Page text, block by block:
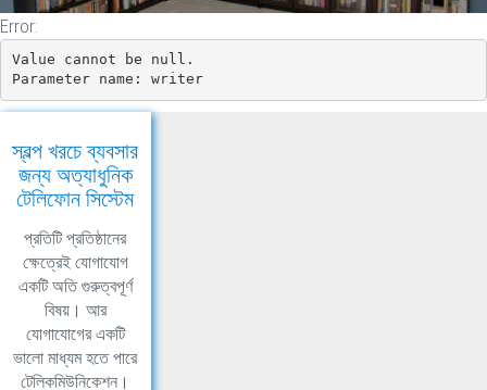
Error:
Value cannot be null.
Parameter name: writer
স্বল্প খরচে ব্যবসার
জন্য অত্যাধুনিক
টেলিফোন সিস্টেম
প্রতিটি প্রতিষ্ঠানের
ক্ষেত্রেই যোগাযোগ
একটি অতি গুরুত্বপূর্ণ
বিষয়। আর
যোগাযোগের একটি
ভালো মাধ্যম হতে পারে
টেলিকমিউনিকেশন।